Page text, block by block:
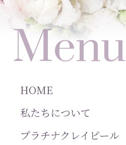
Menu
HOME
私たちについて
プラチナクレイピール